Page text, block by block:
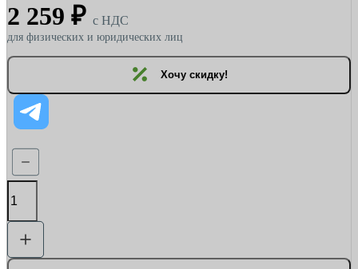
2 259 ₽ c НДС
для физических и юридических лиц
Хочу скидку!